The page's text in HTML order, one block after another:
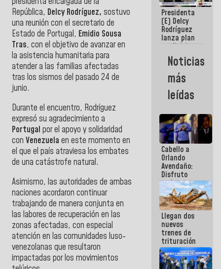
República, Delcy Rodríguez, sostuvo
una reunión con el secretario de
Estado de Portugal, Emidio Sousa
Tras, con el objetivo de avanzar en
la asistencia humanitaria para
atender a las familias afectadas
tras los sismos del pasado 24 de
junio.
Durante el encuentro, Rodríguez
expresó su agradecimiento a
Portugal por el apoyo y solidaridad
con Venezuela en este momento en
el que el país atraviesa los embates
de una catástrofe natural.
Asimismo, las autoridades de ambas
naciones acordaron continuar
trabajando de manera conjunta en
las labores de recuperación en las
zonas afectadas, con especial
atención en las comunidades luso-
venezolanas que resultaron
impactadas por los movimientos
atención de
emergencia
sísmica en
la última
semana
Presidenta
(E) Delcy
Rodríguez
lanza plan
crediticio
con subsidio
a Juntas de
Condominio
Noticias
más
leídas
Cabello a
Orlando
Avendaño:
Disfruto
cada vez
que escribes
porque lo
que haces
es
embarrarla
Llegan dos
nuevos
trenes de
trituración
para
optimizar
manejo de